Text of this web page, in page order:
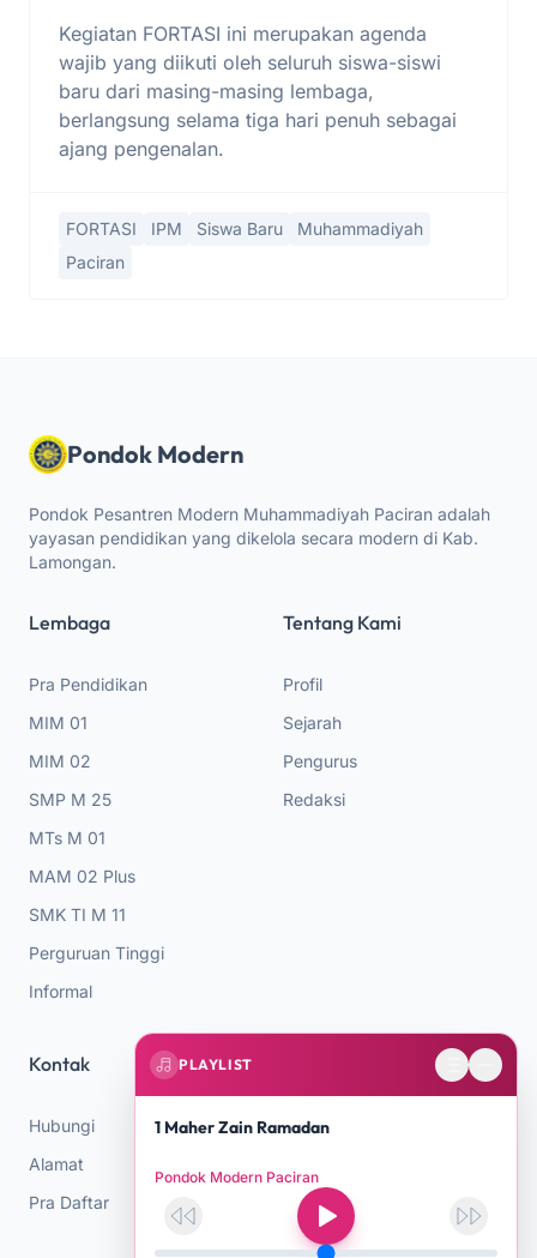
Kegiatan FORTASI ini merupakan agenda
wajib yang diikuti oleh seluruh siswa-siswi
baru dari masing-masing lembaga,
berlangsung selama tiga hari penuh sebagai
ajang pengenalan.
FORTASI IPM Siswa Baru
Muhammadiyah
Paciran
Pondok Modern
Pondok Pesantren Modern Muhammadiyah Paciran adalah
yayasan pendidikan yang dikelola secara modern di Kab.
Lamongan.
Lembaga
Pra Pendidikan
MIM 01
MIM 02
SMP M 25
MTs M 01
MAM 02 Plus
SMK TI M 11
Perguruan Tinggi
Informal
Tentang Kami
Profil
Sejarah
Pengurus
Redaksi
Kontak
Hubungi
Alamat
Pra Daftar
PLAYLIST
1 Maher Zain Ramadan
Pondok Modern Paciran